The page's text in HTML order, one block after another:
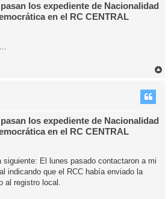
los expediente de Nacionalidad
en el RC CENTRAL
los expediente de Nacionalidad
en el RC CENTRAL
El lunes pasado contactaron a mi
indicando que el RCC había enviado la
al registro local.